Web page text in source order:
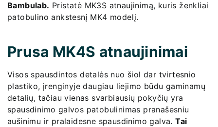
Bambulab. Pristatė MK3S atnaujinimą, kuris ženkliai
patobulino ankstesnį MK4 modelį.
Prusa MK4S atnaujinimai
Visos spausdintos detalės nuo šiol dar tvirtesnio
plastiko, įrenginyje daugiau liejimo būdu gaminamų
detalių, tačiau vienas svarbiausių pokyčių yra
spausdinimo galvos patobulinimas pranašesniu
aušinimu ir pralaidesne spausdinimo galva.Tai